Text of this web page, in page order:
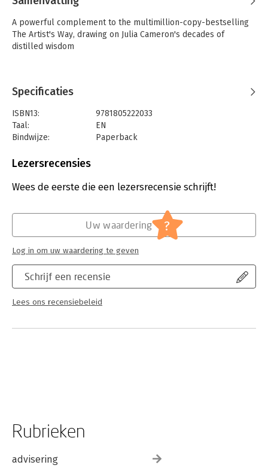
A powerful complement to the multimillion-copy-bestselling
The Artist's Way, drawing on Julia Cameron's decades of
distilled wisdom
Specificaties
ISBN13:
9781805222033
Taal:
EN
Bindwijze:
Paperback
Uitgever:
Lezersrecensies
Wees de eerste die een lezersrecensie schrijft!
Schrijf een recensie
Lees ons recensiebeleid
Uw waardering ?
Log in om uw waardering te geven
Rubrieken
advisering